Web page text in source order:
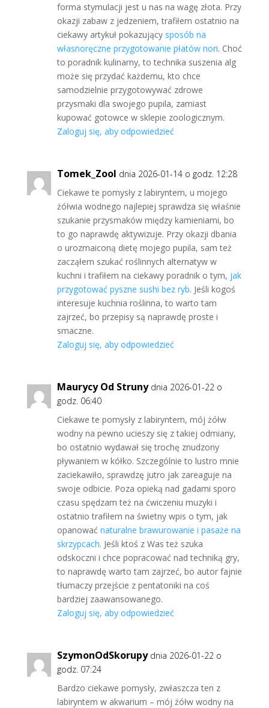
forma stymulacji jest u nas na wagę złota. Przy
okazji zabaw z jedzeniem, trafiłem ostatnio na
ciekawy artykuł pokazujący sposób na
własnoręczne przygotowanie płatów nori. Choć
to poradnik kulinarny, to technika suszenia alg
może się przydać każdemu, kto chce
samodzielnie przygotowywać zdrowe
przysmaki dla swojego pupila, zamiast
kupować gotowce w sklepie zoologicznym.
Zaloguj się, aby odpowiedzieć
Tomek_Zool dnia 2026-01-14 o godz. 12:28
Ciekawe te pomysły z labiryntem, u mojego
żółwia wodnego najlepiej sprawdza się właśnie
szukanie przysmaków między kamieniami, bo
to go naprawdę aktywizuje. Przy okazji dbania
o urozmaiconą dietę mojego pupila, sam też
zacząłem szukać roślinnych alternatyw w
kuchni i trafiłem na ciekawy poradnik o tym, jak
przygotować pyszne sushi bez ryb. Jeśli kogoś
interesuje kuchnia roślinna, to warto tam
zajrzeć, bo przepisy są naprawdę proste i
smaczne.
Zaloguj się, aby odpowiedzieć
Maurycy Od Struny dnia 2026-01-22 o
godz. 06:40
Ciekawe te pomysły z labiryntem, mój żółw
wodny na pewno ucieszy się z takiej odmiany,
bo ostatnio wydawał się trochę znudzony
pływaniem w kółko. Szczególnie to lustro mnie
zaciekawiło, sprawdzę jutro jak zareaguje na
swoje odbicie. Poza opieką nad gadami sporo
czasu spędzam też na ćwiczeniu muzyki i
ostatnio trafiłem na świetny wpis o tym, jak
opanować naturalne brawurowanie i pasaże na
skrzypcach. Jeśli ktoś z Was też szuka
odskoczni i chce popracować nad techniką gry,
to naprawdę warto tam zajrzeć, bo autor fajnie
tłumaczy przejście z pentatoniki na coś
bardziej zaawansowanego.
Zaloguj się, aby odpowiedzieć
SzymonOdSkorupy dnia 2026-01-22 o
godz. 07:24
Bardzo ciekawe pomysły, zwłaszcza ten z
labiryntem w akwarium – mój żółw wodny na